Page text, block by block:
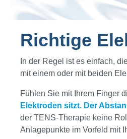
Richtige
In der Regel ist es einfach,
mit einem oder mit beiden
Fühlen Sie mit Ihrem Finger
Elektroden sitzt. Der
der TENS-Therapie keine
Anlagepunkte im Vorfeld mit